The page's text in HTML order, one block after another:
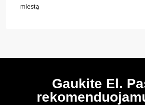
miestą
Gaukite El.